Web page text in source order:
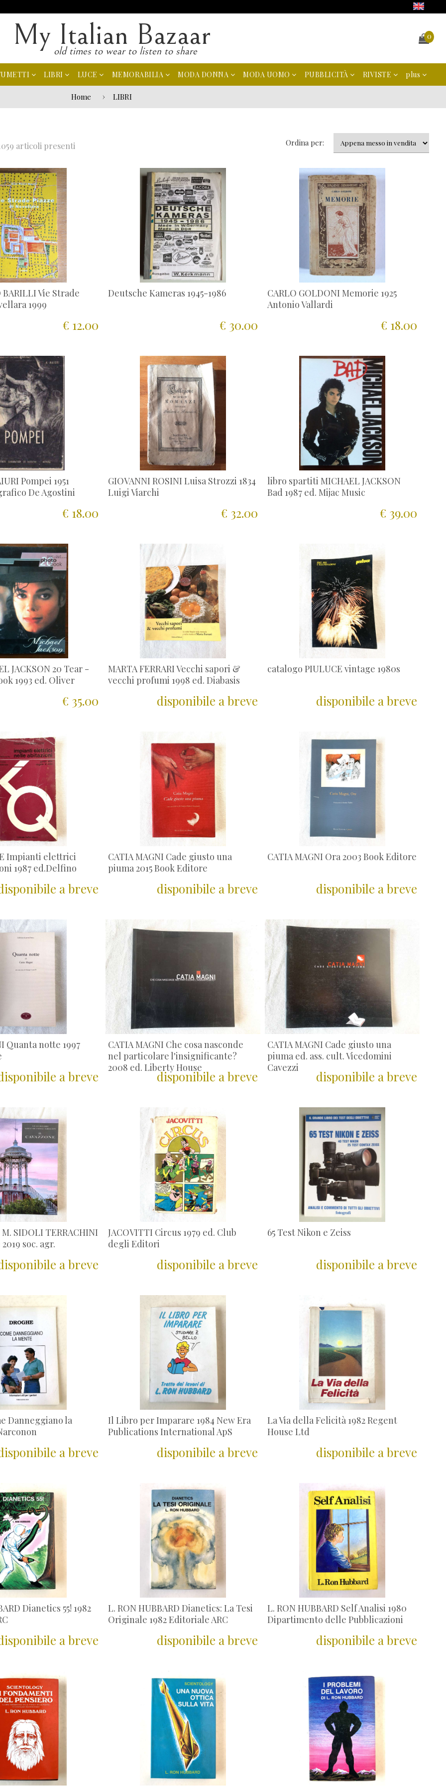
My Italian Bazaar
old times to wear to listen to share
0
LIBRI LUCE MEMORABILIA MODA DONNA MODA UOMO PUBBLICITÀ RIVISTE plus
Home LIBRI
articoli presenti Ordina per:
BARILLI Vie Strade
1999
€ 12.00
Deutsche Kameras 1945-1986
€ 30.00
CARLO GOLDONI Memorie 1925
Antonio Vallardi
€ 18.00
Pompei 1951
De Agostini
€ 18.00
GIOVANNI ROSINI Luisa Strozzi 1834
Luigi Viarchi
€ 32.00
libro spartiti MICHAEL JACKSON
Bad 1987 ed. Mijac Music
€ 39.00
JACKSON 20 Tear -
1993 ed. Oliver
€ 35.00
MARTA FERRARI Vecchi sapori &
vecchi profumi 1998 ed. Diabasis
disponibile a breve
catalogo PIULUCE vintage 1980s
disponibile a breve
Impianti elettrici
1987 ed.Delfino
a breve
CATIA MAGNI Cade giusto una
piuma 2015 Book Editore
disponibile a breve
CATIA MAGNI Ora 2003 Book Editore
disponibile a breve
Quanta notte 1997
a breve
CATIA MAGNI Che cosa nasconde
nel particolare l'insignificante?
2008 ed. Liberty House
disponibile a breve
CATIA MAGNI Cade giusto una
piuma ed. ass. cult. Vicedomini
Cavezzi
disponibile a breve
M. SIDOLI TERRACHINI
soc. agr.
a breve
JACOVITTI Circus 1979 ed. Club
degli Editori
disponibile a breve
65 Test Nikon e Zeiss
disponibile a breve
Danneggiano la
a breve
Il Libro per Imparare 1984 New Era
Publications International ApS
disponibile a breve
La Via della Felicità 1982 Regent
House Ltd
disponibile a breve
Dianetics 55! 1982
a breve
L. RON HUBBARD Dianetics: La Tesi
Originale 1982 Editoriale ARC
disponibile a breve
L. RON HUBBARD Self Analisi 1980
Dipartimento delle Pubblicazioni
disponibile a breve